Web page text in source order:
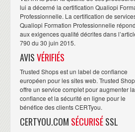
lui a décerné la certification Qualiopi
Professionnelle. La certification de
Qualiopi Formation Professionnelle répond
aux exigences qualité décrites dans
790 du 30 juin 2015.
AVISVÉRIFIÉS
Trusted Shops est un label de confiance
européen pour les sites web. Trusted
offre un service complet pour augmenter la
confiance et la sécurité en ligne pour le
bénéfice des clients CERTyou.
CERTYOU.COM SÉCURISÉSSL